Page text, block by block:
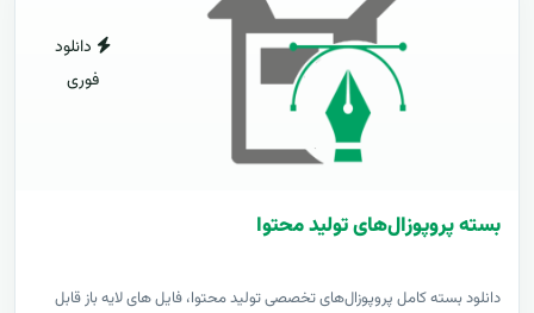
دانلود
فوری
بسته پروپوزال‌های تولید محتوا
دانلود بسته کامل پروپوزال‌های تخصصی تولید محتوا، فایل های لایه باز قابل